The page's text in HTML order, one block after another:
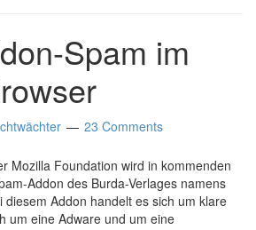
Spam im
23 Comments
Mozilla Foundation wird in kommenden
Addon des Burda-Verlages namens
diesem Addon handelt es sich um klare
um eine Adware und um eine